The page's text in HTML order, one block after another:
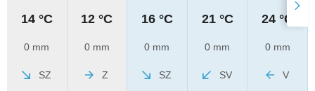
14 °C
0 mm
SZ
12 °C
0 mm
Z
16 °C
0 mm
SZ
21 °C
0 mm
SV
24 °C
0 mm
V